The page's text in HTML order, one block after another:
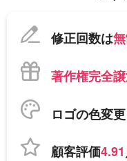
修正回数は
著作権完全
ロゴの色変
顧客評価4.91